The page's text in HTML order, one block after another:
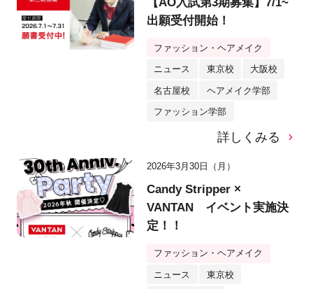
出願受付開始！
ファッション・ヘアメイク
ニュース 東京校 大阪校
名古屋校 ヘアメイク学部
ファッション学部
詳しくみる
2026年3月30日（月）
Candy Stripper ×
VANTAN イベント実施決
定！！
ファッション・ヘアメイク
ニュース 東京校